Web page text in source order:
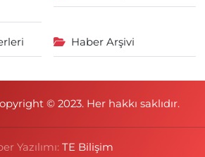
Haber Arşivi
© 2023. Her hakkı saklıdır.
Yazılımı: TE Bilişim